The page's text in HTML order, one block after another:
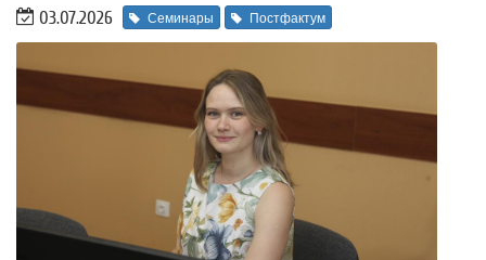
03.07.2026 Семинары Постфактум